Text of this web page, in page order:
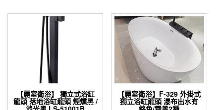
產
品
項
【麗室衛浴】 獨立式浴缸
龍頭 落地浴缸龍頭 煙燻黑 /
【麗室衛浴】F-329 外掛式
獨立浴缸龍頭 瀑布出水有